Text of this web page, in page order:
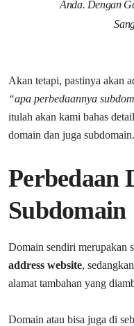
Anda. Dengan
Akan tetapi, pastinya akan
“apa perbedaannya
itulah akan kami bahas
domain dan juga subdomain.
Perbedaan
Subdomain
Domain sendiri merupakan
address website,
alamat tambahan yang
Domain atau bisa juga di